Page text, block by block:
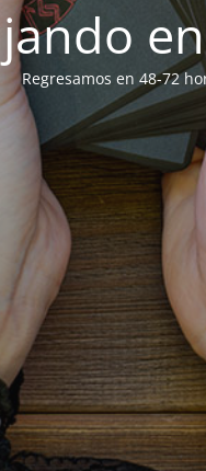
Regresamos en 48-72